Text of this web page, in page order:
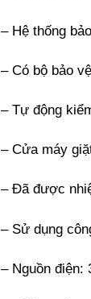
– Hệ thống
– Có bộ bảo
– Tự động
– Cửa máy
– Đã được
– Sử dụng
– Nguồn điện: